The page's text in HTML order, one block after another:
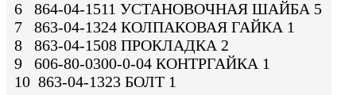
6 864-04-1511 УСТАНОВОЧНАЯ ШАЙБА 5
7 863-04-1324 КОЛПАКОВАЯ ГАЙКА 1
8 863-04-1508 ПРОКЛАДКА 2
9 606-80-0300-0-04 КОНТРГАЙКА 1
10 863-04-1323 БОЛТ 1